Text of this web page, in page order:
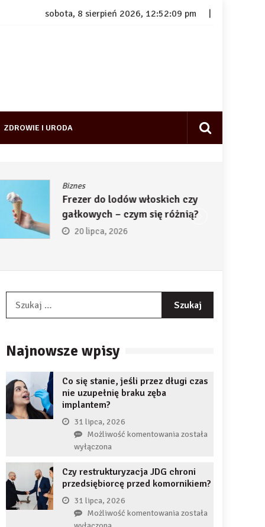
sobota, 8 sierpień 2026, 12:52:10 pm
ZDROWIE I URODA
Biznes
Frezer do lodów włoskich czy
gałkowych – czym się różnią?
20 lipca, 2026
Najnowsze wpisy
Co się stanie, jeśli przez długi czas
nie uzupełnię braku zęba
implantem?
31 lipca, 2026
Możliwość komentowaniaCo
jeśli
przez
czas
została
wyłączona
Czy restrukturyzacja JDG chroni
przedsiębiorcę przed komornikiem?
31 lipca, 2026
Możliwość komentowaniaCzy
została